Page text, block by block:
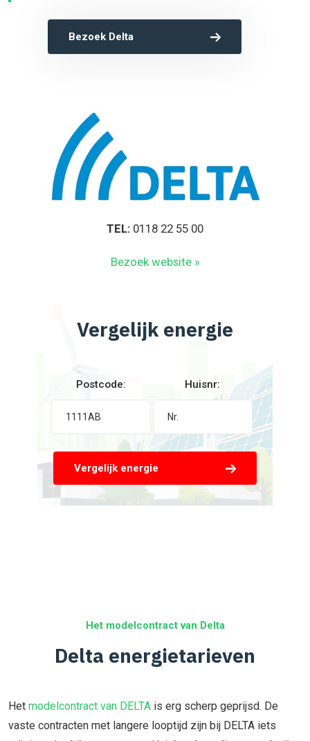
Bezoek Delta
TEL: 0118 22 55 00
Bezoek website »
Vergelijk energie
Postcode: Huisnr:
Vergelijk energie
Het modelcontract van Delta
Delta energietarieven
Het modelcontract van DELTA is erg scherp geprijsd. De
vaste contracten met langere looptijd zijn bij DELTA iets